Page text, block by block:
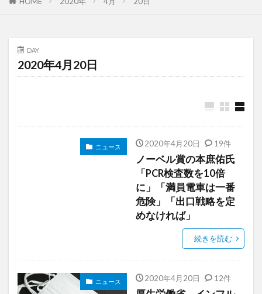
DAY
2020年4月20日
ニュース 2020年4月20日 19件
ノーベル賞の本庶佑氏
「PCR検査数を10倍
に」「満員電車は一番
危険」「出口戦略を定
めなければ」
続きを読む
ニュース 2020年4月20日 12件